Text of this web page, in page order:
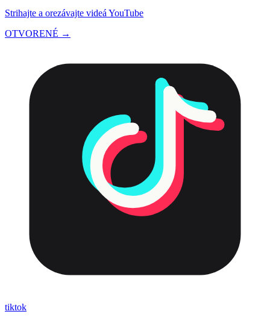
Strihajte a orezávajte videá YouTube
OTVORENÉ →
tiktok